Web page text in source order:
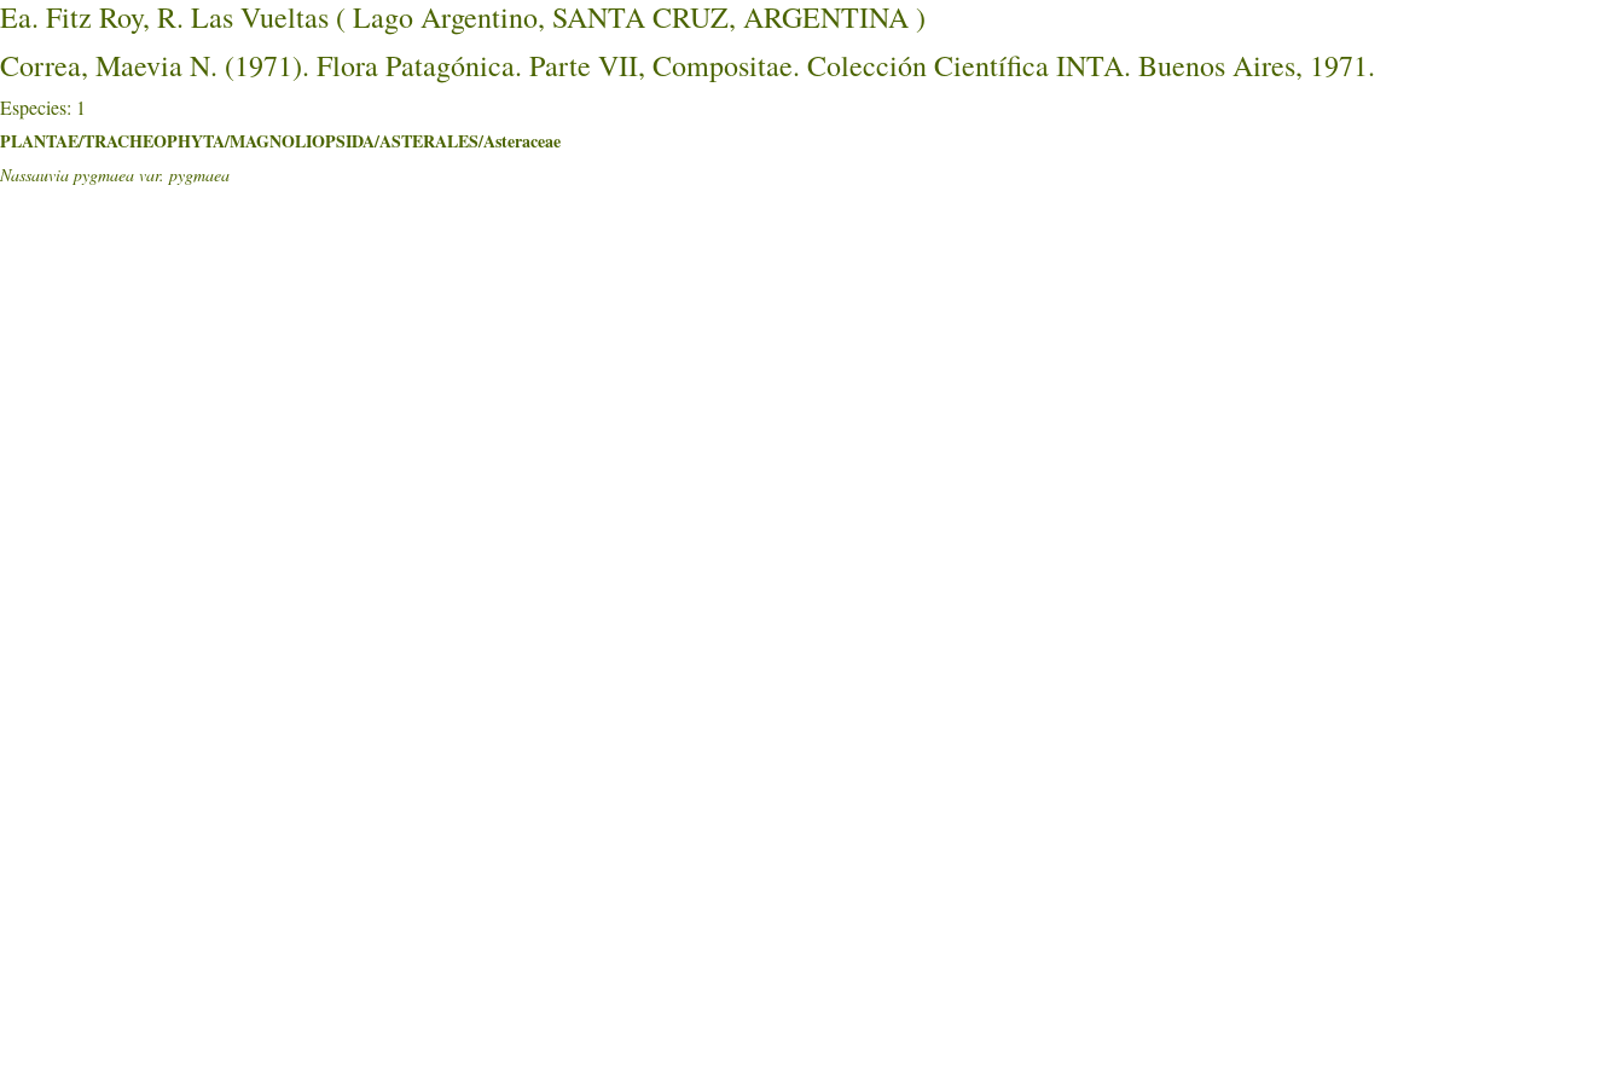
Ea. Fitz Roy, R. Las Vueltas ( Lago Argentino, SANTA CRUZ, ARGENTINA )
Correa, Maevia N. (1971). Flora Patagónica. Parte VII, Compositae. Colección Científica INTA. Buenos Aires, 1971.
Especies: 1
PLANTAE/TRACHEOPHYTA/MAGNOLIOPSIDA/ASTERALES/Asteraceae
Nassauvia pygmaea var. pygmaea